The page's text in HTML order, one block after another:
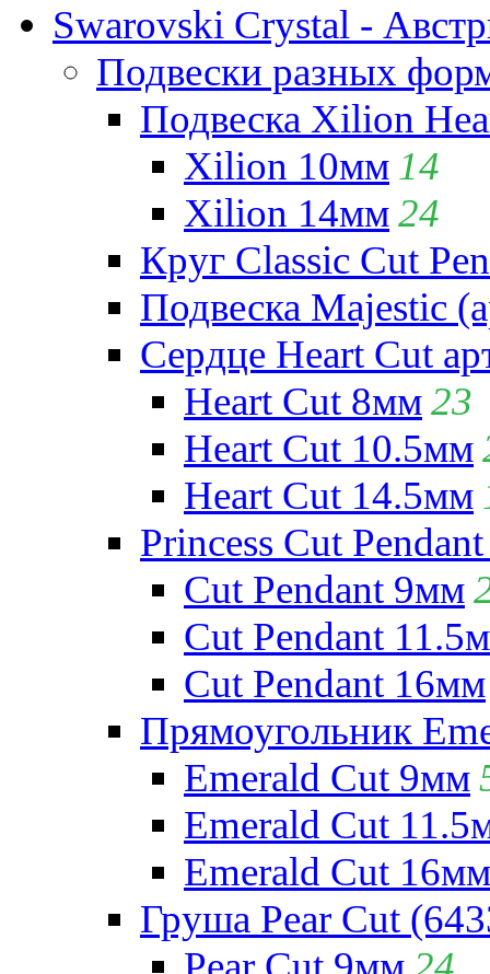
Swarovski Crystal -
Подвески разных
Подвеска Xilion
Xilion 10мм 14
Xilion 14мм24
Круг Classic Cut
Подвеска Majestic
Сердце Heart Cut
Heart Cut 8мм23
Heart Cut 10.5мм
Heart Cut 14.5мм
Princess Cut
Cut Pendant 9мм
Cut Pendant
Cut Pendant 16мм
Прямоугольник
Emerald Cut 9мм
Emerald Cut
Emerald Cut 16мм
Груша Pear Cut